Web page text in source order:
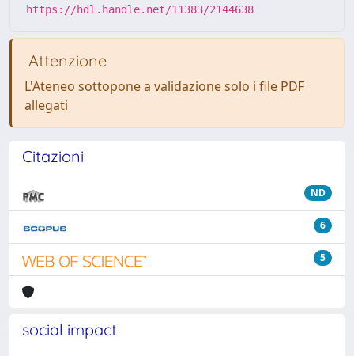
https://hdl.handle.net/11383/2144638
Attenzione
L'Ateneo sottopone a validazione solo i file PDF
allegati
Citazioni
ND
6
5
social impact